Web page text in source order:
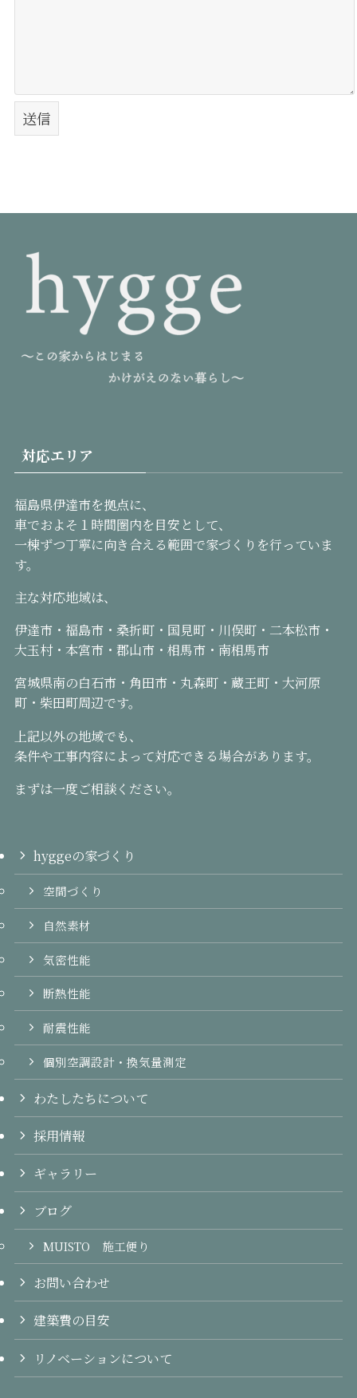
対応エリア
福島県伊達市を拠点に、
車でおよそ１時間圏内を目安として、
一棟ずつ丁寧に向き合える範囲で家づくりを行っていま
す。
主な対応地域は、
伊達市・福島市・桑折町・国見町・川俣町・二本松市・
大玉村・本宮市・郡山市・相馬市・南相馬市
宮城県南の白石市・角田市・丸森町・蔵王町・大河原
町・柴田町周辺です。
上記以外の地域でも、
条件や工事内容によって対応できる場合があります。
まずは一度ご相談ください。
hyggeの家づくり
空間づくり
自然素材
気密性能
断熱性能
耐震性能
個別空調設計・換気量測定
わたしたちについて
採用情報
ギャラリー
ブログ
MUISTO 施工便り
お問い合わせ
建築費の目安
リノベーションについて